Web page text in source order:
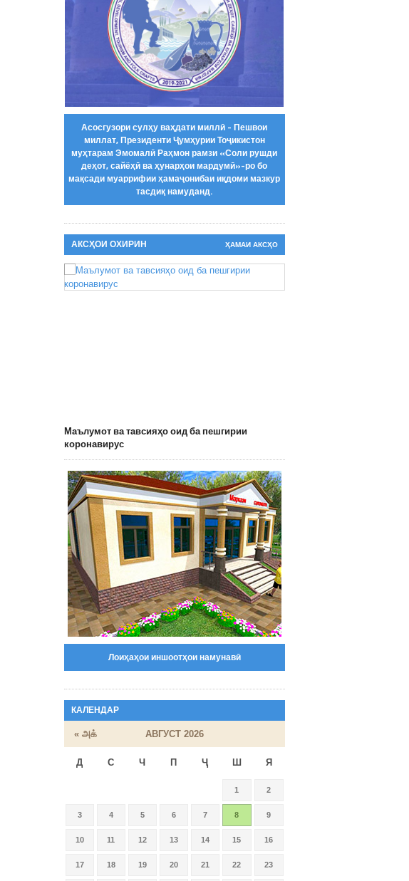
Асосгузори сулҳу ваҳдати миллӣ - Пешвои
миллат, Президенти Ҷумҳурии Тоҷикистон
муҳтарам Эмомалӣ Раҳмон рамзи «Соли рушди
деҳот, сайёҳӣ ва ҳунарҳои мардумӣ»-ро бо
мақсади муаррифии ҳамаҷонибаи иқдоми мазкур
тасдиқ намуданд.
АКСҲОИ ОХИРИН ҲАМАИ АКСҲО
Маълумот ва тавсияҳо оид ба пешгирии
коронавирус
Лоиҳаҳои иншоотҳои намунавӣ
КАЛЕНДАР
АВГУСТ 2026
Д С Ч П Ҷ Ш Я
« அக்
1 2
3 4 5 6 7 8 9
10 11 12 13 14 15 16
17 18 19 20 21 22 23